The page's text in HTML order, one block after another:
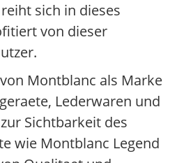
sich in dieses
von dieser
Montblanc als Marke
Lederwaren und
Sichtbarkeit des
wie Montblanc Legend